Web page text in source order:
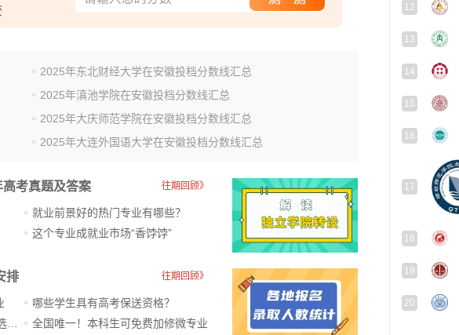
2025年东北财经大学在安徽投档分数线汇总
2025年滇池学院在安徽投档分数线汇总
2025年大庆师范学院在安徽投档分数线汇总
2025年大连外国语大学在安徽投档分数线汇总
高考真题及答案 往期回顾》
就业前景好的热门专业有哪些？
这个专业成就业市场“香饽饽”​
排 往期回顾》
哪些学生具有高考保送资格？
全国唯一！本科生可免费加修微专业
12
13
14
15
16
17
18
19
20